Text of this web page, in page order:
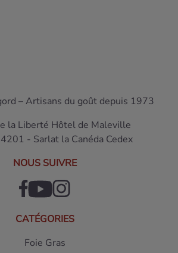
– Artisans du goût depuis 1973
la Liberté Hôtel de Maleville
- Sarlat la Canéda Cedex
NOUS SUIVRE
CATÉGORIES
Foie Gras